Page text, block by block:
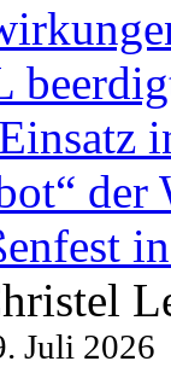
der
Juli 2026